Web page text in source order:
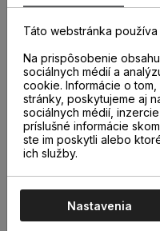
správne a kvalitne
použitie nielen urýchľuje
spojov pred poškodením.
Táto webstránka
Na prispôsobenie
sociálnych médií a
cookie. Informácie o
stránky, poskytujeme aj
sociálnych médií,
príslušné informácie
ste im poskytli alebo
ich služby.
Nastavenia